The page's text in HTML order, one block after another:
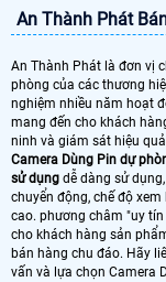
An Thành Phát
An Thành Phát là đơn vị
phòng của các thương
nghiệm nhiều năm hoạt
mang đến cho khách
ninh và giám sát hiệu
Camera Dùng Pin dự
sử dụng dễ dàng sử
chuyển động, chế độ
cao. phương châm "uy
cho khách hàng sản
bán hàng chu đáo. Hãy
vấn và lựa chọn Camera